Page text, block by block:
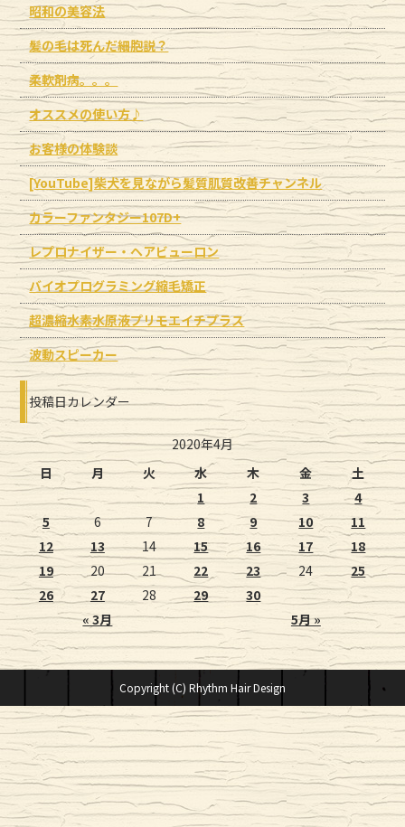
昭和の美容法
髪の毛は死んだ細胞説？
柔軟剤病。。。
オススメの使い方♪
お客様の体験談
[YouTube]柴犬を見ながら髪質肌質改善チャンネル
カラーファンタジー107D+
レプロナイザー・ヘアビューロン
バイオプログラミング縮毛矯正
超濃縮水素水原液プリモエイチプラス
波動スピーカー
投稿日カレンダー
2020年4月
日
月 火 水 木 金 土
« 3月 5月 »
1 2 3
4
5
6 7 8 9 10
11
12
13 14 15 16 17
18
19
20 21 22 23 24
25
26
27 28 29 30
Copyright (C) Rhythm Hair Design